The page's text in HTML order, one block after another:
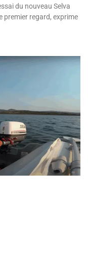
du nouveau Selva
premier regard, exprime